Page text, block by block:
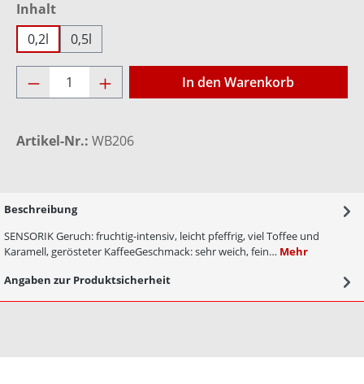
Inhaltauswählen
0,2l
0,5l
Produkt Anzahl: Gib den gewünschten
In den Warenkorb
Artikel-Nr.: WB206
Beschreibung
SENSORIK Geruch: fruchtig-intensiv, leicht pfeffrig, viel Toffee und
Karamell, gerösteter KaffeeGeschmack: sehr weich, fein… Mehr
Angaben zur Produktsicherheit